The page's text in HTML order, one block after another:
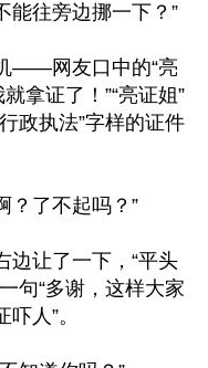
能往旁边挪一下？”
——网友口中的“亮
拿证了！”“亮证姐”
政执法”字样的证件
？了不起吗？”
边让了一下，“平头
句“多谢，这样大家
人”。